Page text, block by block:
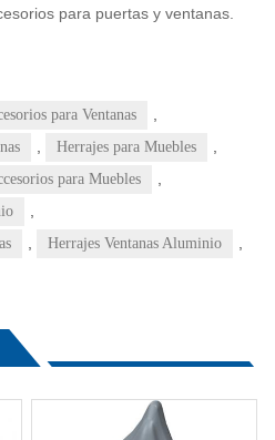
para puertas y ventanas.
para Ventanas
Herrajes para Muebles
para Muebles
Herrajes Ventanas Aluminio